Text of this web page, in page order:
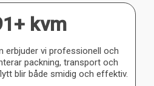
kvm
erbjuder vi professionell och
packning, transport och
blir både smidig och effektiv.